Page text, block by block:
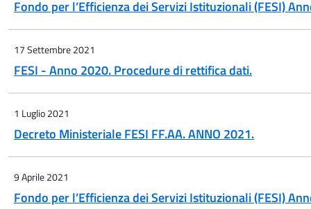
Fondo per l’Efficienza dei Servizi Istituzionali (FESI)
17 Settembre 2021
FESI - Anno 2020. Procedure di rettifica dati.
1 Luglio 2021
Decreto Ministeriale FESI FF.AA. ANNO 2021.
9 Aprile 2021
Fondo per l’Efficienza dei Servizi Istituzionali (FESI)